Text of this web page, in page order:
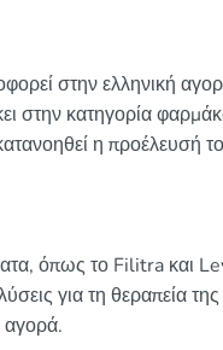
στην ελληνική
κατηγορία
η προέλευσή
όπως το Filitra και
για τη θεραπεία της
αγορά.